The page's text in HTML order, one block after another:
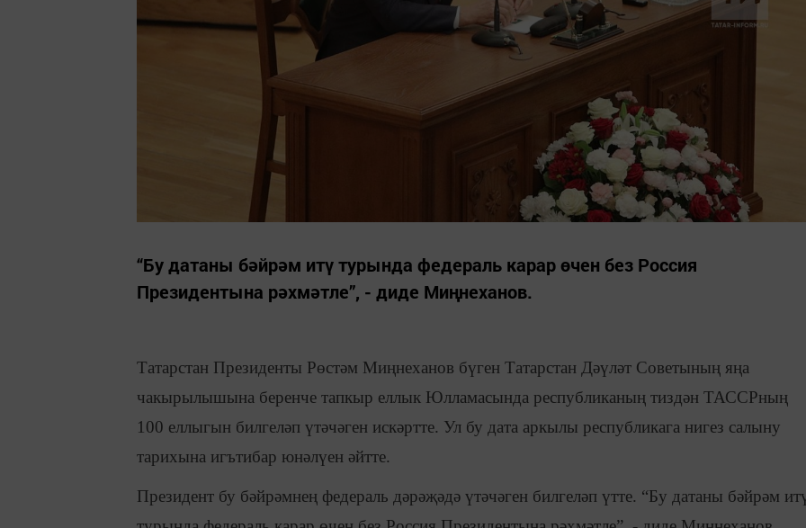
“Бу датаны бәйрәм итү турында федераль карар өчен без Россия
Президентына рәхмәтле”, - диде Миңнеханов.
Татарстан Президенты Рөстәм Миңнеханов бүген Татарстан Дәүләт Советының яңа
чакырылышына беренче тапкыр еллык Юлламасында республиканың тиздән ТАССРның
100 еллыгын билгеләп үтәчәген искәртте. Ул бу дата аркылы республикага нигез салыну
тарихына игътибар юнәлүен әйтте.
Президент бу бәйрәмнең федераль дәрәҗәдә үтәчәген билгеләп үтте. “Бу датаны бәйрәм